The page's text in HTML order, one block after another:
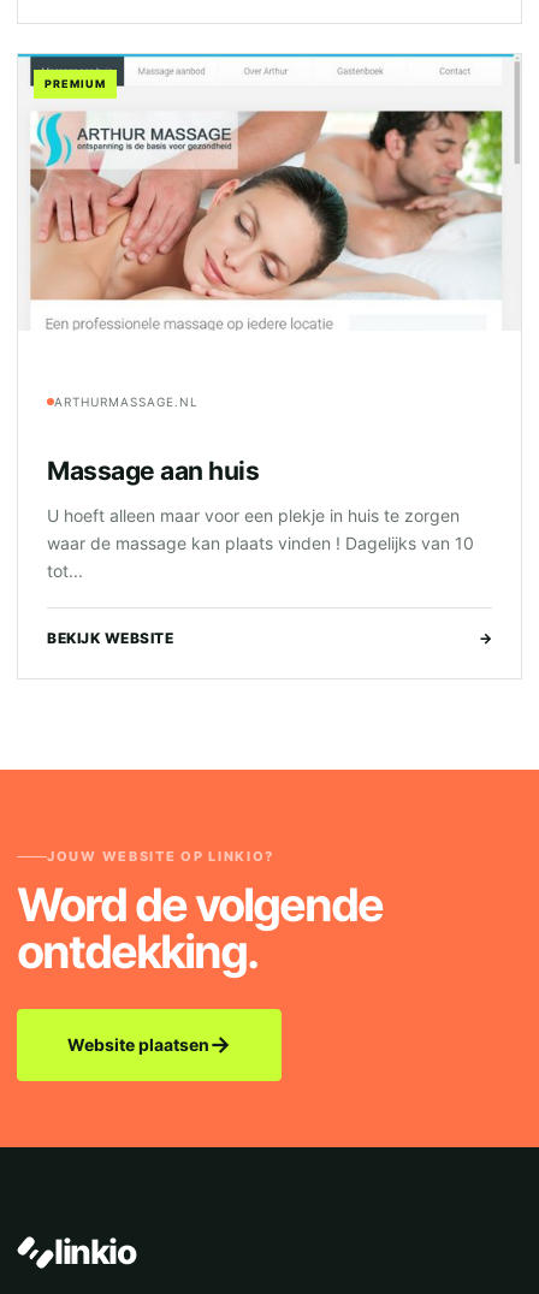
PREMIUM
ARTHURMASSAGE.NL
Massage aan huis
U hoeft alleen maar voor een plekje in huis te zorgen
waar de massage kan plaats vinden ! Dagelijks van 10
tot...
BEKIJK WEBSITE →
JOUW WEBSITE OP LINKIO?
Word de volgende
ontdekking.
Website plaatsen→
linkio